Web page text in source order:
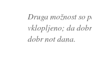
Druga možnost so
vklopljeno; da
dobr not dana.